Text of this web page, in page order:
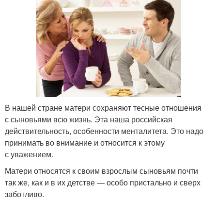
В нашей стране матери сохраняют тесные отношения
с сыновьями всю жизнь. Эта наша российская
действительность, особенности менталитета. Это надо
принимать во внимание и относится к этому
с уважением.
Матери относятся к своим взрослым сыновьям почти
так же, как и в их детстве — особо пристально и сверх
заботливо.